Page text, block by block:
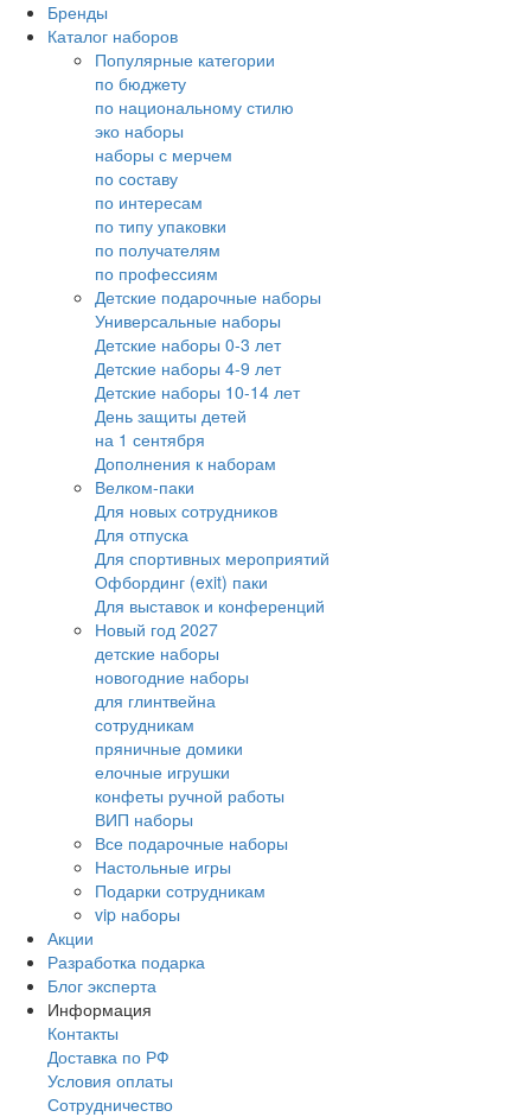
Бренды
Каталог наборов
Популярные категории
по бюджету
по национальному стилю
эко наборы
наборы с мерчем
по составу
по интересам
по типу упаковки
по получателям
по профессиям
Детские подарочные наборы
Универсальные наборы
Детские наборы 0-3 лет
Детские наборы 4-9 лет
Детские наборы 10-14 лет
День защиты детей
на 1 сентября
Дополнения к наборам
Велком-паки
Для новых сотрудников
Для отпуска
Для спортивных мероприятий
Офбординг (exit) паки
Для выставок и конференций
Новый год 2027
детские наборы
новогодние наборы
для глинтвейна
сотрудникам
пряничные домики
елочные игрушки
конфеты ручной работы
ВИП наборы
Все подарочные наборы
Настольные игры
Подарки сотрудникам
vip наборы
Акции
Разработка подарка
Блог эксперта
Информация
Контакты
Доставка по РФ
Условия оплаты
Сотрудничество